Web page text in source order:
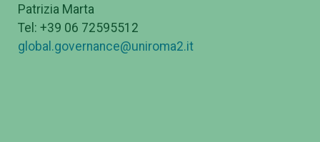
Patrizia Marta
Tel: +39 06 72595512
global.governance@uniroma2.it